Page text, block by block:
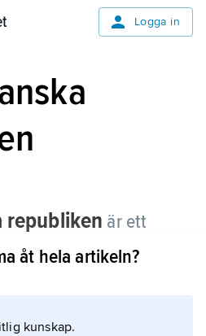
Logga in
republiken är ett
Huvudstad är
åt hela artikeln?
kunskap.